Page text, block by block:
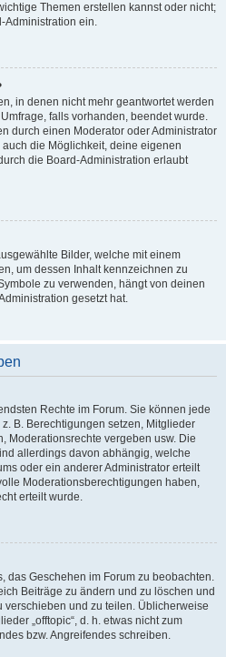
Themen erstellen kannst oder nicht;
Administration ein.
in denen nicht mehr geantwortet werden
falls vorhanden, beendet wurde.
durch einen Moderator oder Administrator
die Möglichkeit, deine eigenen
die Board-Administration erlaubt
Bilder, welche mit einem
um dessen Inhalt kennzeichnen zu
zu verwenden, hängt von deinen
gesetzt hat.
Rechte im Forum. Sie können jede
B. Berechtigungen setzen, Mitglieder
Moderationsrechte vergeben usw. Die
allerdings davon abhängig, welche
oder ein anderer Administrator erteilt
Moderationsberechtigungen haben,
erteilt wurde.
das Geschehen im Forum zu beobachten.
Beiträge zu ändern und zu löschen und
verschieben und zu teilen. Üblicherweise
„offtopic“, d. h. etwas nicht zum
bzw. Angreifendes schreiben.